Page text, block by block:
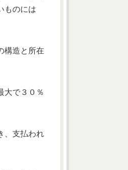
ものには
構造と所在
大で３０％
、支払われ